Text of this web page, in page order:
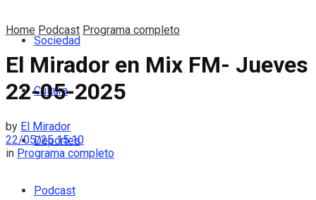
Sociedad
Cultura
Deportes
Podcast
Home Podcast Programa completo
El Mirador en Mix FM- Jueves
22-05-2025
by El Mirador
22/05/25 15:10
in Programa completo